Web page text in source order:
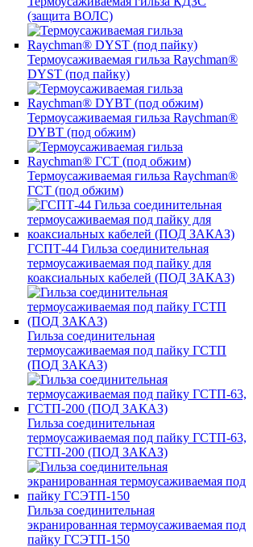
(защита ВОЛС)
Термоусаживаемая гильза Raychman®
DYST (под пайку)
Термоусаживаемая гильза Raychman®
DYBT (под обжим)
Термоусаживаемая гильза Raychman®
ГСТ (под обжим)
ГСПТ-44 Гильза соединительная
термоусаживаемая под пайку для
коаксиальных кабелей (ПОД ЗАКАЗ)
Гильза соединительная
термоусаживаемая под пайку ГСТП
(ПОД ЗАКАЗ)
Гильза соединительная
термоусаживаемая под пайку ГСТП-63,
ГСТП-200 (ПОД ЗАКАЗ)
Гильза соединительная
экранированная термоусаживаемая под
пайку ГСЭТП-150